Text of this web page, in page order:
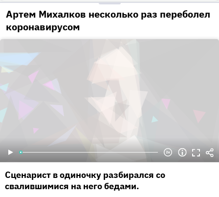
Артем Михалков несколько раз переболел
коронавирусом
Сценарист в одиночку разбирался со
свалившимися на него бедами.